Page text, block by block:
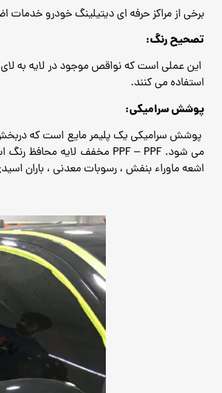
برخی از مراکز حرفه ای دیتیلینگ خودرو خدمات
تصحیح رنگ:
این عملی است که نواقص موجود در لایه به
استفاده می کنند.
پوشش سرامیکی:
پوشش سرامیکی یک پلیمر مایع است که دربخش
می شود.
اشعه ماوراء بنفش ، رسوبات معدنی ، باران